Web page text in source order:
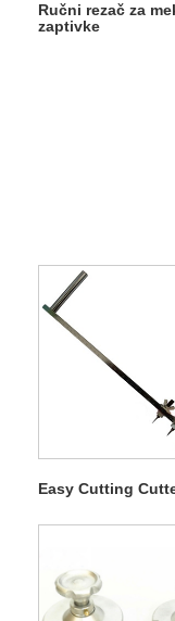
Ručni rezač za
zaptivke
Easy Cutting